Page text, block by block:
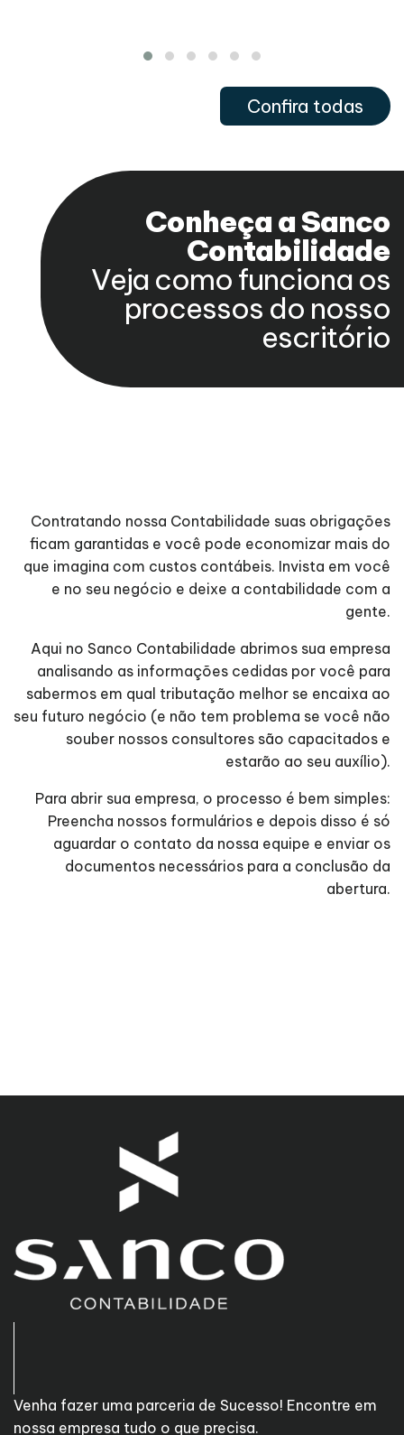
Confira todas
Conheça a Sanco
Contabilidade
Veja como funciona os
processos do nosso
escritório
Contratando nossa Contabilidade suas obrigações
ficam garantidas e você pode economizar mais do
que imagina com custos contábeis. Invista em você
e no seu negócio e deixe a contabilidade com a
gente.
Aqui no Sanco Contabilidade abrimos sua empresa
analisando as informações cedidas por você para
sabermos em qual tributação melhor se encaixa ao
seu futuro negócio (e não tem problema se você não
souber nossos consultores são capacitados e
estarão ao seu auxílio).
Para abrir sua empresa, o processo é bem simples:
Preencha nossos formulários e depois disso é só
aguardar o contato da nossa equipe e enviar os
documentos necessários para a conclusão da
abertura.
Venha fazer uma parceria de Sucesso! Encontre em
nossa empresa tudo o que precisa.